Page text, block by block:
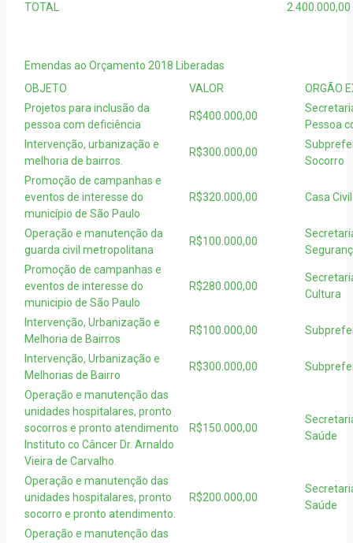
TOTAL 2.400.000,00
Emendas ao Orçamento 2018 Liberadas
OBJETO
VALOR
ORGÃO
Projetos para inclusão da
pessoa com deficiência
R$400.000,00
Pessoa
Intervenção, urbanização e
melhoria de bairros.
R$300.000,00
Socorro
Promoção de campanhas e
eventos de interesse do
município de São Paulo
R$320.000,00 Casa Civil
Operação e manutenção da
guarda civil metropolitana
R$100.000,00
Promoção de campanhas e
eventos de interesse do
municipio de São Paulo
R$280.000,00
Cultura
Intervenção, Urbanização e
Melhoria de Bairros
R$100.000,00
Intervenção, Urbanização e
Melhorias de Bairro
R$300.000,00
Operação e manutenção das
unidades hospitalares, pronto
socorros e pronto atendimento
Instituto co Câncer Dr. Arnaldo
Vieira de Carvalho.
R$150.000,00
Saúde
Operação e manutenção das
unidades hospitalares, pronto
socorro e pronto atendimento.
R$200.000,00
Saúde
Operação e manutenção das